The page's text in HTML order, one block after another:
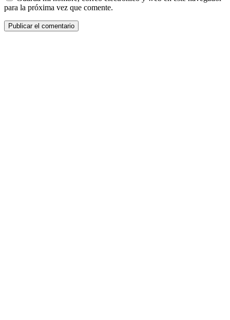
para la próxima vez que comente.